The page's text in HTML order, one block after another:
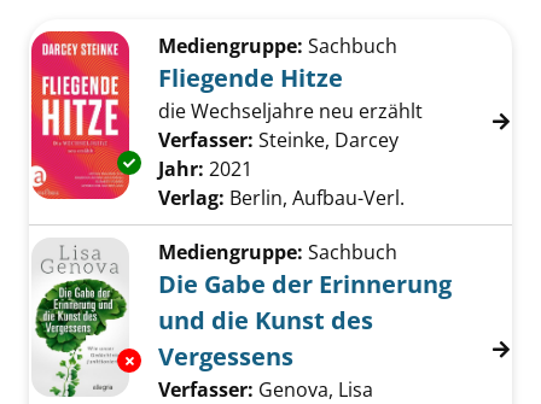
Zu den Suchfiltern springen
Exemplar-Details von Fliegende Hitze
Mediengruppe: Sachbuch
Fliegende Hitze
die Wechseljahre neu erzählt
Verfasser: Steinke, Darcey
Jahr: 2021
Verlag: Berlin, Aufbau-Verl.
Exemplar-Details von Die Gabe der
Mediengruppe: Sachbuch
Die Gabe der Erinnerung
und die Kunst des
Vergessens
Verfasser: Genova, Lisa